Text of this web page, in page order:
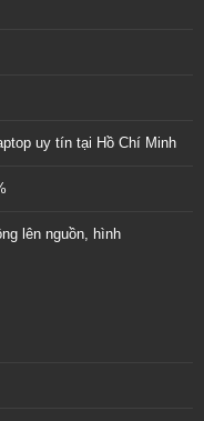
uy tín tại Hồ Chí Minh
lên nguồn, hình